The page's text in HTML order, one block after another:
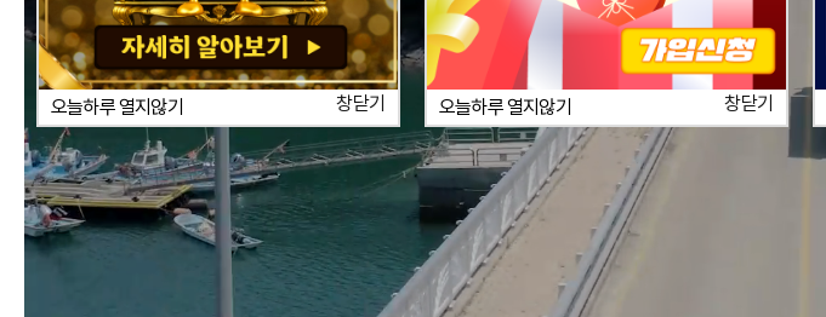
오늘하루 열지않기 창닫기 오늘하루 열지않기 창닫기